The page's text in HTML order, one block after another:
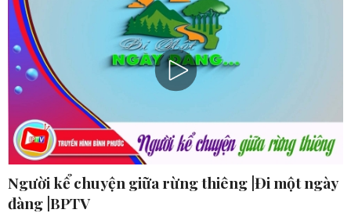
Người kể chuyện giữa rừng thiêng |Đi một ngày
đàng |BPTV